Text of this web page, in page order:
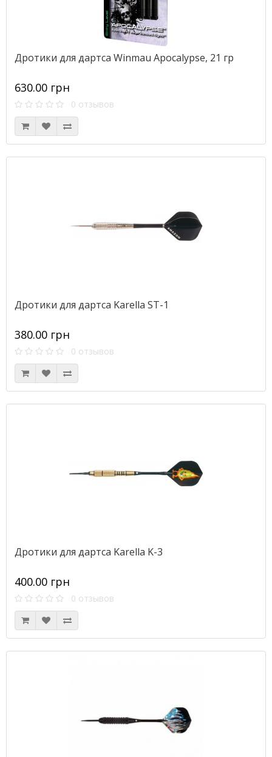
Дротики для дартса Winmau Apocalypse, 21 гр
630.00 грн
0 отзывов
Дротики для дартса Karella ST-1
380.00 грн
0 отзывов
Дротики для дартса Karella K-3
400.00 грн
0 отзывов